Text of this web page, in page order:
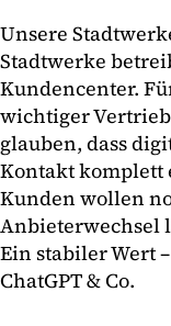
Unsere
Stadtwerke
Kundencenter.
wichtiger
glauben, dass
Kontakt komplett
Kunden wollen
Anbieterwechsel
Ein stabiler Wert
ChatGPT & Co.